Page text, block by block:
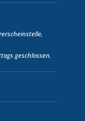
geschlossen.